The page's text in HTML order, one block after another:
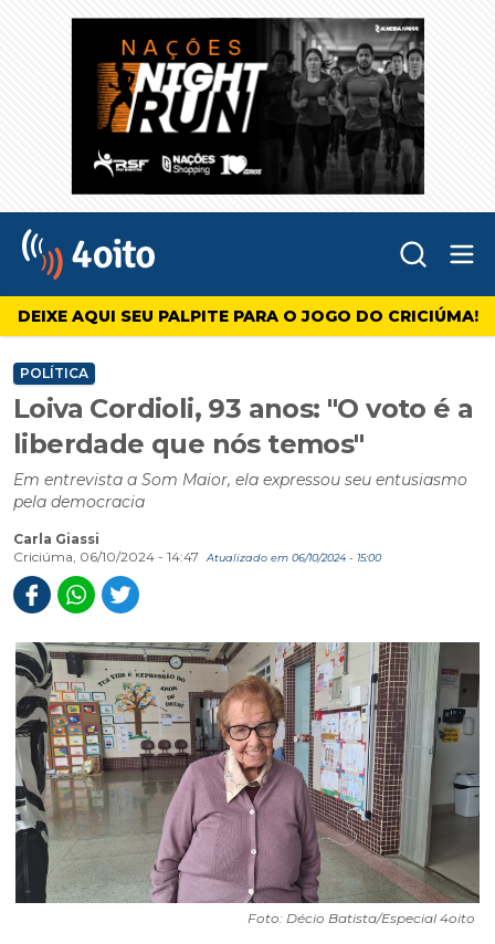
4oito
DEIXE AQUI SEU PALPITE PARA O JOGO DO CRICIÚMA!
POLÍTICA
Loiva Cordioli, 93 anos: "O voto é a
liberdade que nós temos"
Em entrevista a Som Maior, ela expressou seu entusiasmo
pela democracia
Carla Giassi
Criciúma, 06/10/2024 - 14:47
Atualizado em 06/10/2024 - 15:00
Foto: Décio Batista/Especial 4oito